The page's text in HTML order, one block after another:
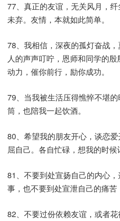
77、真正的友谊，无关风月，
未弃。友情，本就如此简单。
78、我相信，深夜的孤灯奋战
人的声声叮咛，恩师和同学的
动力，催你前行，励你成功。
79、当我被生活压得憔悴不堪
筒，也陪我一起饮酒。
80、希望我的朋友开心，谈恋
屈自己。各自忙碌，想我的时候
81、不要到处宣扬自己的内心
事，也不要到处宣泄自己的痛苦
82、不要过份依赖友谊，或者